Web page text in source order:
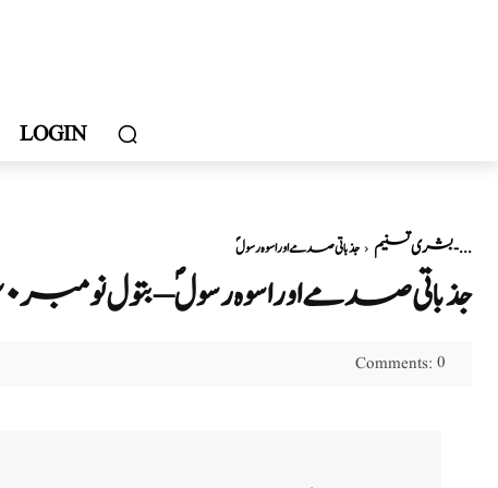
LOGIN
بشری تسنیمجذباتی صدمے اور اسوہ رسولؐ - ...
جذباتی صدمے اور اسوہ رسولؐ – بتول نومبر۲۰۲۰
Comments: 0